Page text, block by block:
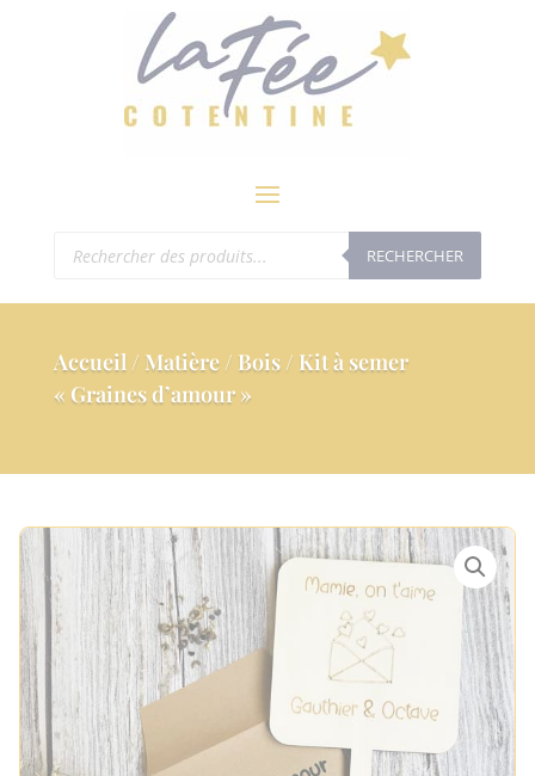
de RECHERCHER
Accueil/ Matière/ Bois/ Kit à semer
« Graines d’amour »
modal-check